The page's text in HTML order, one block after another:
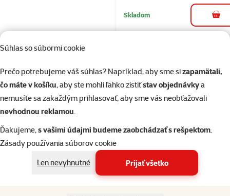
Súhlas so súbormi cookie
Prečo potrebujeme váš súhlas? Napríklad, aby sme sizapamätali,
čo máte v košíku, aby ste mohli ľahko zistiťstav objednávkya
nemusíte sa zakaždým prihlasovať, aby sme vás neobťažovali
nevhodnou reklamou.
Ďakujeme,s vašimi údajmi budeme zaobchádzať s rešpektom.
Zásady používania súborov cookie
Len nevyhnutné
Prijať všetko
Skladom do
82 predajní, sme blízko vás
poradili